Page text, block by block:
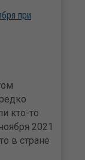
при
кто-то
2021
в стране